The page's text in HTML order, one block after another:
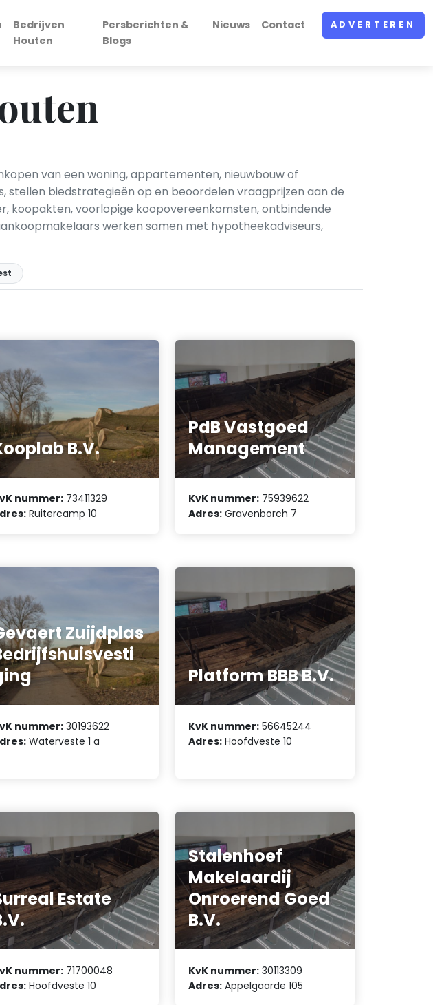
Bedrijven
Houten
Persberichten &
Blogs
Nieuws Contact ADVERTEREN
van een woning, appartementen, nieuwbouw of
stellen biedstrategieën op en beoordelen vraagprijzen aan de
koopakten, voorlopige koopovereenkomsten, ontbindende
werken samen met hypotheekadviseurs,
B.V.
nummer: 73411329
Ruitercamp 10
PdB Vastgoed
Management
KvK nummer: 75939622
Adres: Gravenborch 7
Zuijdplas
nummer: 30193622
Waterveste 1 a
Platform BBB B.V.
KvK nummer: 56645244
Adres: Hoofdveste 10
Estate
nummer: 71700048
Hoofdveste 10
Stalenhoef
Makelaardij
Onroerend Goed
B.V.
KvK nummer: 30113309
Adres: Appelgaarde 105